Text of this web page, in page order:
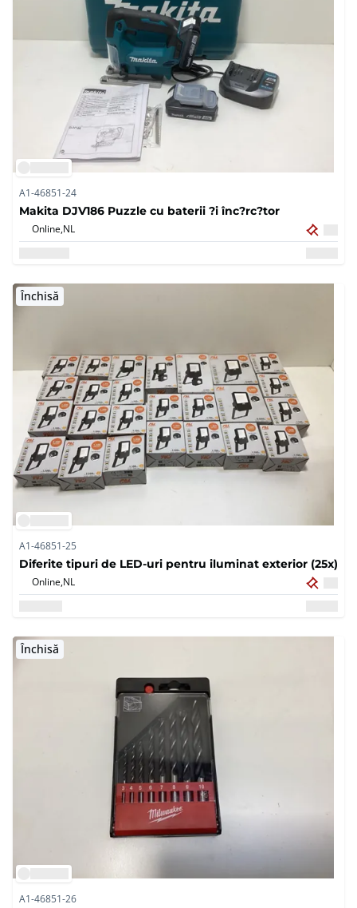
A1-46851-24
Makita DJV186 Puzzle cu baterii ?i înc?rc?tor
Online,NL
Închisă
A1-46851-25
Diferite tipuri de LED-uri pentru iluminat exterior (25x)
Online,NL
Închisă
A1-46851-26